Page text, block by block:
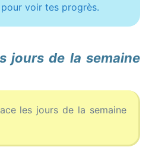
voir tes progrès.
jours de la semaine
les jours de la semaine